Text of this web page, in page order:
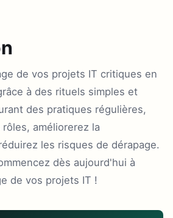
de vos projets IT critiques en
à des rituels simples et
des pratiques régulières,
améliorerez la
les risques de dérapage.
dès aujourd'hui à
de vos projets IT !